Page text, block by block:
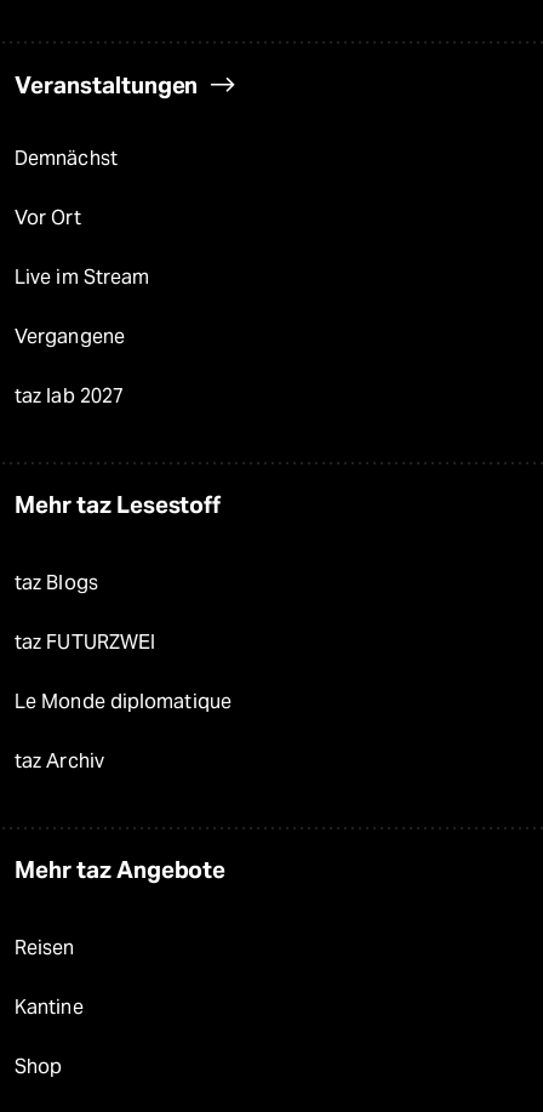
Veranstaltungen
Demnächst
Vor Ort
Live im Stream
Vergangene
taz lab 2027
Mehr taz Lesestoff
taz Blogs
taz FUTURZWEI
Le Monde diplomatique
taz Archiv
Mehr taz Angebote
Reisen
Kantine
Shop